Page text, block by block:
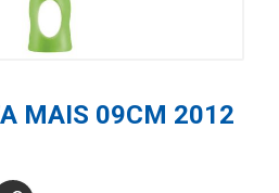
MAIS 09CM 2012